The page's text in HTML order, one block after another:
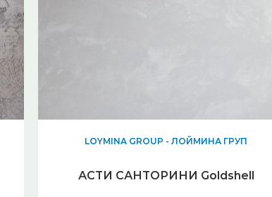
LOYMINA GROUP - ЛОЙМИНА ГРУП
АСТИ САНТОРИНИ Goldshell